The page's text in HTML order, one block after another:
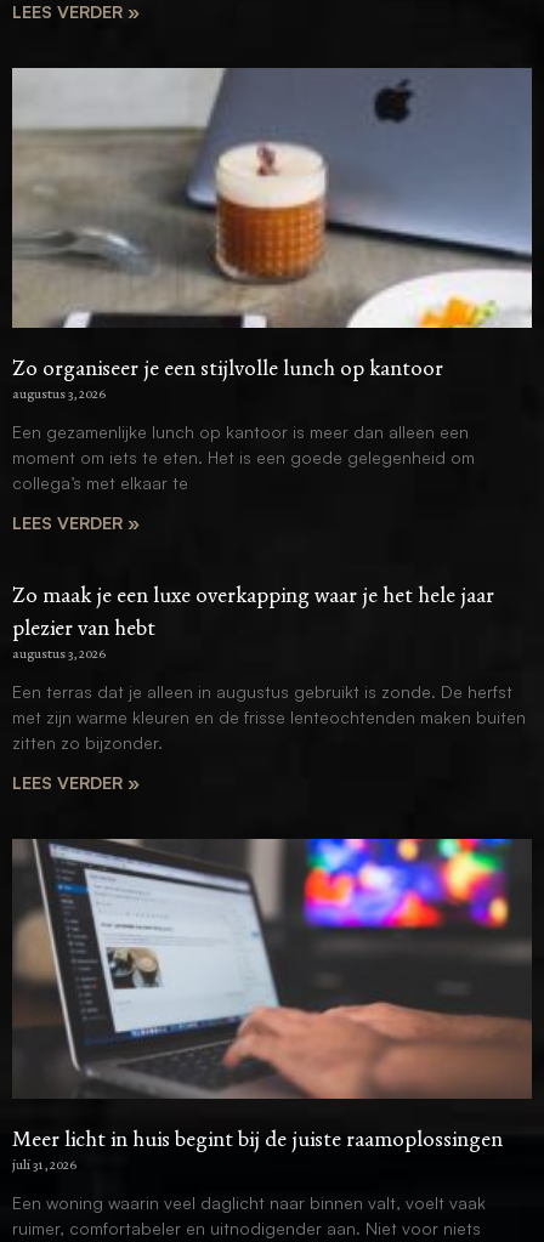
LEES VERDER »
Zo organiseer je een stijlvolle lunch op kantoor
augustus 3, 2026
Een gezamenlijke lunch op kantoor is meer dan alleen een
moment om iets te eten. Het is een goede gelegenheid om
collega’s met elkaar te
LEES VERDER »
Zo maak je een luxe overkapping waar je het hele jaar
plezier van hebt
augustus 3, 2026
Een terras dat je alleen in augustus gebruikt is zonde. De herfst
met zijn warme kleuren en de frisse lenteochtenden maken buiten
zitten zo bijzonder.
LEES VERDER »
Meer licht in huis begint bij de juiste raamoplossingen
juli 31, 2026
Een woning waarin veel daglicht naar binnen valt, voelt vaak
ruimer, comfortabeler en uitnodigender aan. Niet voor niets